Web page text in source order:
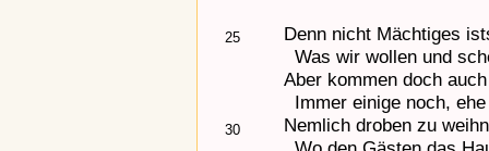
25
30
Denn nicht Mächtiges
Was wir wollen und
Aber kommen doch
Immer einige noch,
Nemlich droben zu